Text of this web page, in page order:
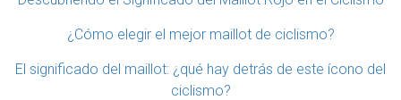
¿Cómo elegir el mejor maillot de ciclismo?
El significado del maillot: ¿qué hay detrás de este ícono del
ciclismo?